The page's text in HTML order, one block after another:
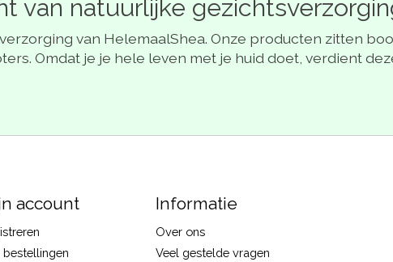
van natuurlijke
van HelemaalShea. Onze producten zitten
Omdat je je hele leven met je huid doet, verdient
account
bestellingen
Informatie
Over ons
Veel gestelde vragen